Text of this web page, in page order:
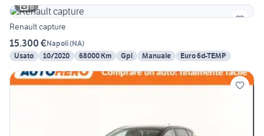
6
Renault capture
15.300 €Napoli(NA)
Usato
10/2020 68000 Km Gpl Manuale Euro 6d-TEMP